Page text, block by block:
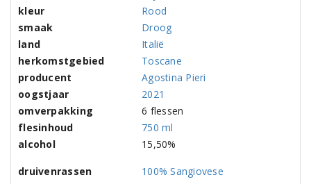
kleur
Rood
smaak
Droog
land
Italië
herkomstgebied
Toscane
producent
Agostina Pieri
oogstjaar
2021
omverpakking
6 flessen
flesinhoud
750 ml
alcohol
15,50%
druivenrassen
100% Sangiovese